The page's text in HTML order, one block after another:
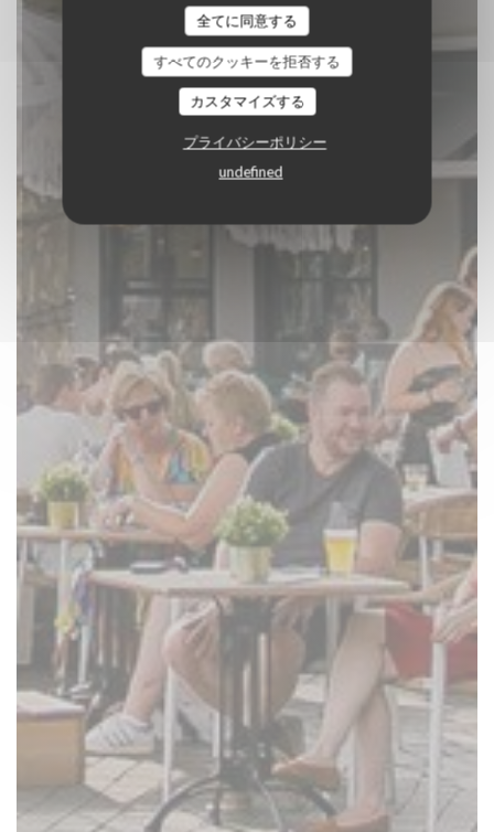
全てに同意する
すべてのクッキーを拒否する
カスタマイズする
プライバシーポリシー
undefined
レストラン - バー|ROSMALEN
予約